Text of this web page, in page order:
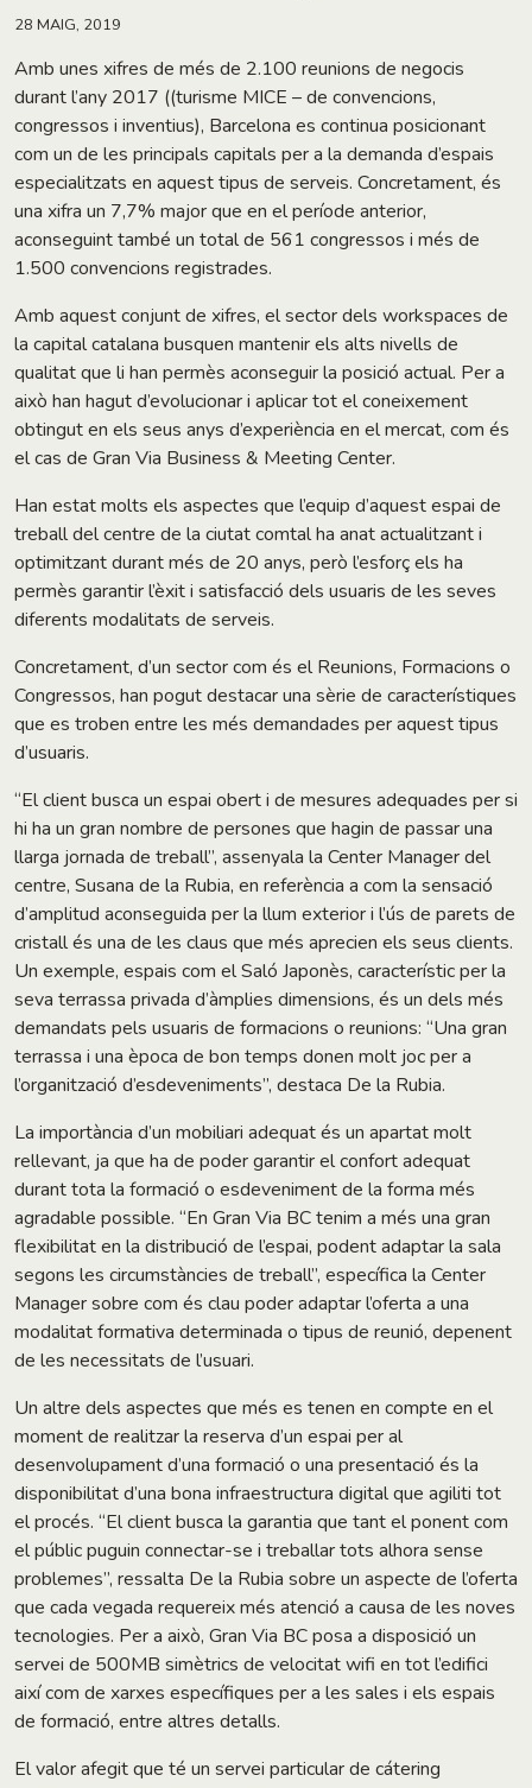
28 MAIG, 2019
Amb unes xifres de més de 2.100 reunions de negocis
durant l’any 2017 ((turisme MICE – de convencions,
congressos i inventius), Barcelona es continua posicionant
com un de les principals capitals per a la demanda d’espais
especialitzats en aquest tipus de serveis. Concretament, és
una xifra un 7,7% major que en el període anterior,
aconseguint també un total de 561 congressos i més de
1.500 convencions registrades.
Amb aquest conjunt de xifres, el sector dels workspaces de
la capital catalana busquen mantenir els alts nivells de
qualitat que li han permès aconseguir la posició actual. Per a
això han hagut d’evolucionar i aplicar tot el coneixement
obtingut en els seus anys d’experiència en el mercat, com és
el cas de Gran Via Business & Meeting Center.
Han estat molts els aspectes que l’equip d’aquest espai de
treball del centre de la ciutat comtal ha anat actualitzant i
optimitzant durant més de 20 anys, però l’esforç els ha
permès garantir l’èxit i satisfacció dels usuaris de les seves
diferents modalitats de serveis.
Concretament, d’un sector com és el Reunions, Formacions o
Congressos, han pogut destacar una sèrie de característiques
que es troben entre les més demandades per aquest tipus
d’usuaris.
“El client busca un espai obert i de mesures adequades per si
hi ha un gran nombre de persones que hagin de passar una
llarga jornada de treball”, assenyala la Center Manager del
centre, Susana de la Rubia, en referència a com la sensació
d’amplitud aconseguida per la llum exterior i l’ús de parets de
cristall és una de les claus que més aprecien els seus clients.
Un exemple, espais com el Saló Japonès, característic per la
seva terrassa privada d’àmplies dimensions, és un dels més
demandats pels usuaris de formacions o reunions: “Una gran
terrassa i una època de bon temps donen molt joc per a
l’organització d’esdeveniments”, destaca De la Rubia.
La importància d’un mobiliari adequat és un apartat molt
rellevant, ja que ha de poder garantir el confort adequat
durant tota la formació o esdeveniment de la forma més
agradable possible. “En Gran Via BC tenim a més una gran
flexibilitat en la distribució de l’espai, podent adaptar la sala
segons les circumstàncies de treball”, específica la Center
Manager sobre com és clau poder adaptar l’oferta a una
modalitat formativa determinada o tipus de reunió, depenent
de les necessitats de l’usuari.
Un altre dels aspectes que més es tenen en compte en el
moment de realitzar la reserva d’un espai per al
desenvolupament d’una formació o una presentació és la
disponibilitat d’una bona infraestructura digital que agiliti tot
el procés. “El client busca la garantia que tant el ponent com
el públic puguin connectar-se i treballar tots alhora sense
problemes”, ressalta De la Rubia sobre un aspecte de l’oferta
que cada vegada requereix més atenció a causa de les noves
tecnologies. Per a això, Gran Via BC posa a disposició un
servei de 500MB simètrics de velocitat wifi en tot l’edifici
així com de xarxes específiques per a les sales i els espais
de formació, entre altres detalls.
El valor afegit que té un servei particular de cátering